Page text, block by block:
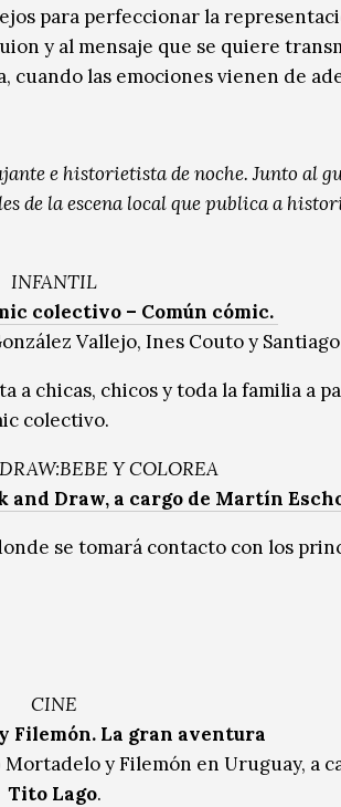
para perfeccionar la
y al mensaje que se quiere
cuando las emociones vienen de
e historietista de noche. Junto al
de la escena local que publica a
INFANTIL
colectivo – Común cómic.
Vallejo, Ines Couto y
a chicas, chicos y toda la familia a
colectivo.
Y COLOREA
and Draw, a cargo de Martín
se tomará contacto con los
CINE
Filemón. La gran aventura
y Filemón en Uruguay, a
Tito Lago.